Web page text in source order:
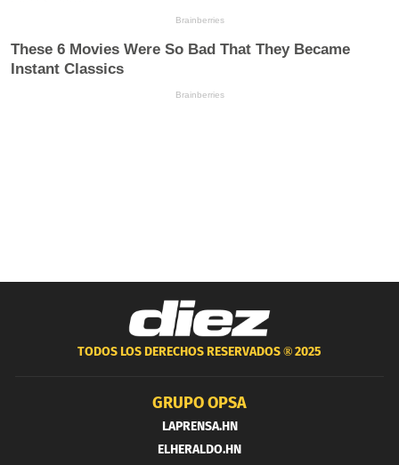
TODOS LOS DERECHOS RESERVADOS ®2025
GRUPO OPSA
LAPRENSA.HN
ELHERALDO.HN